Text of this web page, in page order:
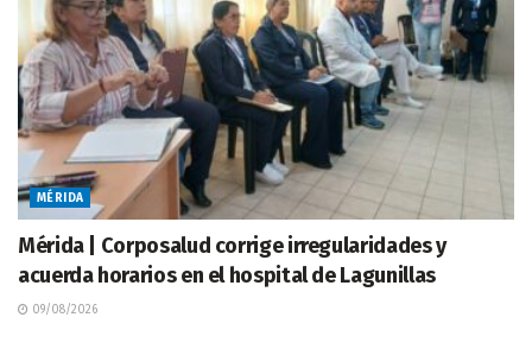
MÉRIDA
Mérida | Corposalud corrige irregularidades y
acuerda horarios en el hospital de Lagunillas
09/08/2026